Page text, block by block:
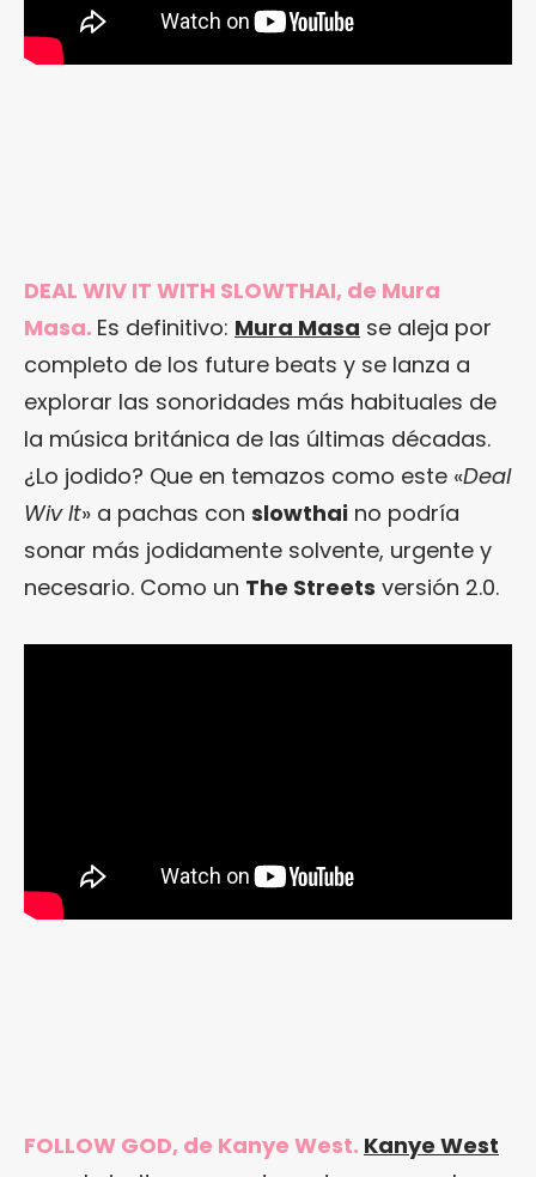
DEAL WIV IT WITH SLOWTHAI, de Mura
Masa. Es definitivo: Mura Masa se aleja por
completo de los future beats y se lanza a
explorar las sonoridades más habituales de
la música británica de las últimas décadas.
¿Lo jodido? Que en temazos como este «Deal
Wiv It» a pachas con slowthai no podría
sonar más jodidamente solvente, urgente y
necesario. Como un The Streets versión 2.0.
FOLLOW GOD, de Kanye West. Kanye West